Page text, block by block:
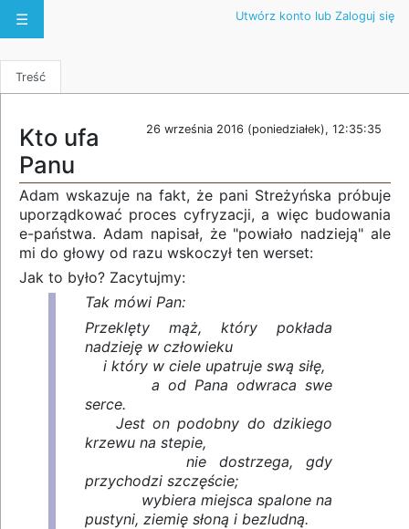
☰ Utwórz konto lub Zaloguj się
Treść
26 września 2016 (poniedziałek), 12:35:35
Kto ufa
Panu
Adam wskazuje na fakt, że pani Streżyńska próbuje
uporządkować proces cyfryzacji, a więc budowania
e-państwa. Adam napisał, że "powiało nadzieją" ale
mi do głowy od razu wskoczył ten werset:
Jak to było? Zacytujmy:
Tak mówi Pan:
Przeklęty mąż, który pokłada
nadzieję w człowieku
i który w ciele upatruje swą siłę,
a od Pana odwraca swe
serce.
Jest on podobny do dzikiego
krzewu na stepie,
nie dostrzega, gdy
przychodzi szczęście;
wybiera miejsca spalone na
pustyni, ziemię słoną i bezludną.